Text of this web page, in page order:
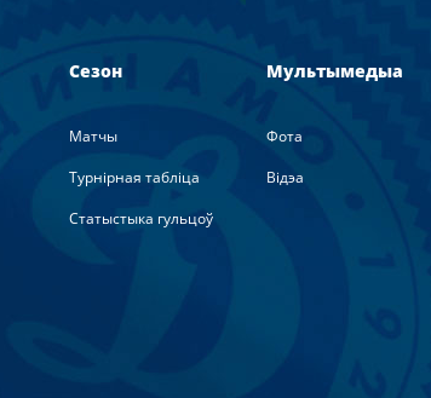
Сезон
Матчы
Турнірная табліца
Статыстыка гульцоў
Мультымедыа
Фота
Вiдэа